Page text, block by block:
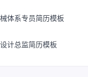
体系专员简历模板
计总监简历模板